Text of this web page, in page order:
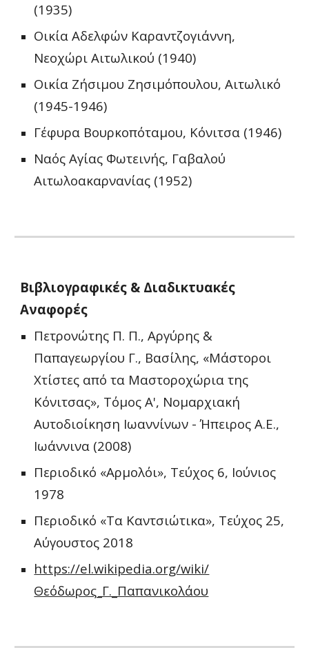
(1935)
Οικία Αδελφών Καραντζογιάννη,
Νεοχώρι Αιτωλικού (1940)
Οικία Ζήσιμου Ζησιμόπουλου, Αιτωλικό
(1945-1946)
Γέφυρα Βουρκοπόταμου, Κόνιτσα (1946)
Ναός Αγίας Φωτεινής, Γαβαλού
Αιτωλοακαρνανίας (1952)
Βιβλιογραφικές & Διαδικτυακές
Αναφορές
Πετρονώτης Π. Π., Αργύρης &
Παπαγεωργίου Γ., Βασίλης, «Μάστοροι
Χτίστες από τα Μαστοροχώρια της
Κόνιτσας», Τόμος Α', Νομαρχιακή
Αυτοδιοίκηση Ιωαννίνων - Ήπειρος Α.Ε.,
Ιωάννινα (2008)
Περιοδικό «Αρμολόι», Τεύχος 6, Ιούνιος
1978
Περιοδικό «Τα Καντσιώτικα», Τεύχος 25,
Αύγουστος 2018
https://el.wikipedia.org/wiki/
Θεόδωρος_Γ._Παπανικολάου